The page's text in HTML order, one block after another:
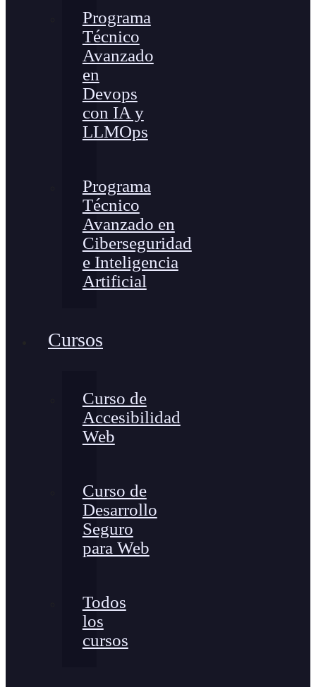
Programa
Técnico
Avanzado
en
Devops
con IA y
LLMOps
Programa
Técnico
Avanzado en
Ciberseguridad
e Inteligencia
Artificial
Cursos
Curso de
Accesibilidad
Web
Curso de
Desarrollo
Seguro
para Web
Todos
los
cursos